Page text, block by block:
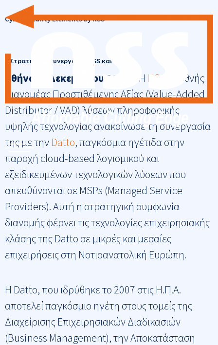
content
Cyber Security Elements by NSS
Στρατηγική συνεργασία NSS και Datto
Αθήνα, 2 Δεκεμβρίου 2020 Η NSS
, Διεθνής
Διανομέας Προστιθέμενης Αξίας (Value-Added
Distributor / VAD) λύσεων πληροφορικής
υψηλής τεχνολογίας ανακοίνωσε τη συνεργασία
της με την Datto, παγκόσμια ηγέτιδα στην
παροχή cloud-based λογισμικού και
εξειδικευμένων τεχνολογικών λύσεων που
απευθύνονται σε MSPs (Managed Service
Providers). Αυτή η στρατηγική συμφωνία
διανομής φέρνει τις τεχνολογίες επιχειρησιακής
κλάσης της Datto σε μικρές και μεσαίες
επιχειρήσεις στη Νοτιοανατολική Ευρώπη.
Η Datto, που ιδρύθηκε το 2007 στις Η.Π.Α.
αποτελεί παγκόσμιο ηγέτη στους τομείς της
Διαχείρισης Επιχειρησιακών Διαδικασιών
(Business Management), την Αποκατάσταση